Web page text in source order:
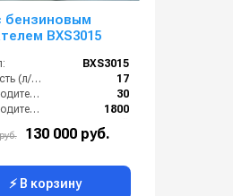
бензиновым
BXS3015
BXS3015
Мощность (л/с):
17
Производительность (л/мин):
30
Производительность (л/ч):
1800
Китай
Рабочее давление (бар):
130 000 руб.
⚡ В корзину